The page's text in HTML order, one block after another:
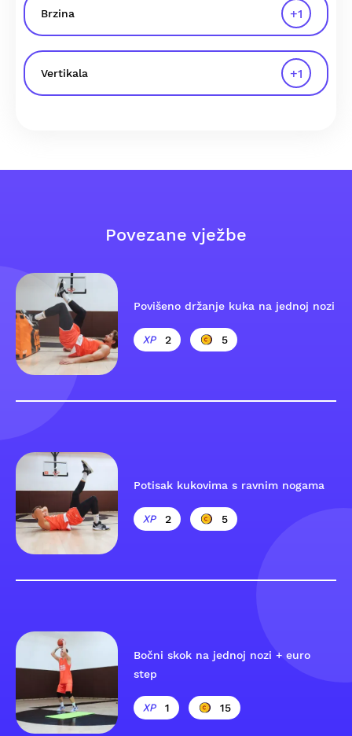
Brzina +1
Vertikala +1
Povezane vježbe
Povišeno držanje kuka na jednoj nozi
2 5
Potisak kukovima s ravnim nogama
2 5
Bočni skok na jednoj nozi + euro
step
1 15